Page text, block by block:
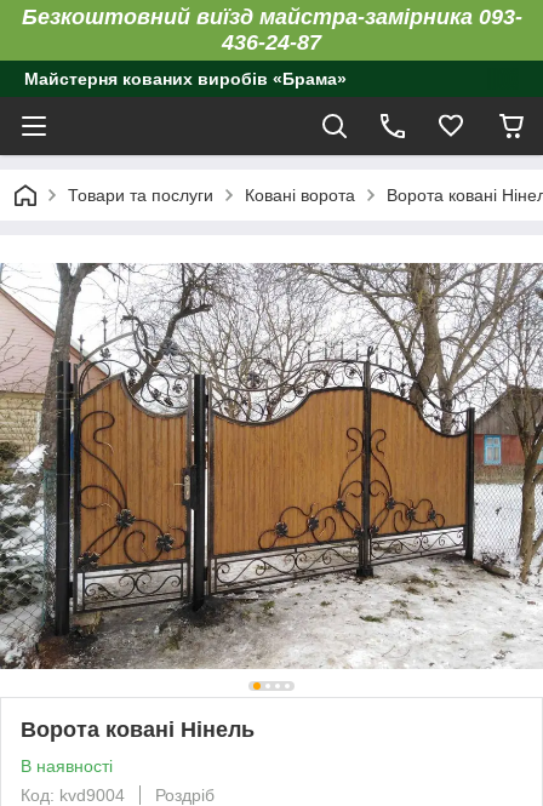
Безкоштовний виїзд майстра-замірника 093-
436-24-87
Майстерня кованих виробів «Брама»
Товари та послуги Ковані ворота Ворота ковані
Ворота ковані Нінель
В наявності
Код: kvd9004
Роздріб